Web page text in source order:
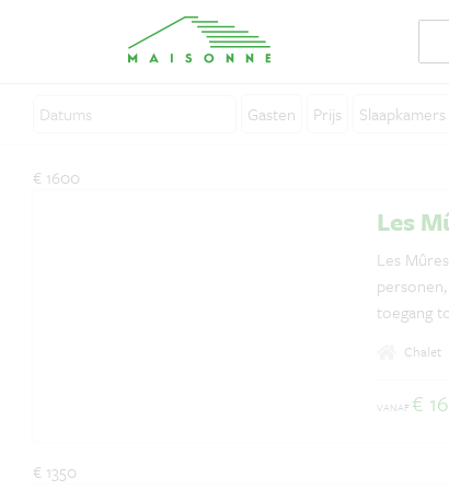
Gasten Prijs Slaapkamers
€ 1600
Les
Les
toegang
uitzicht
Chalet
VANAF €
€ 1350
Waarom Maisonne?